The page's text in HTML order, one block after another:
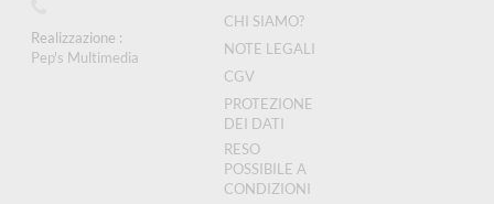
Realizzazione :
Pep's Multimedia
CHI SIAMO?
NOTE LEGALI
CGV
PROTEZIONE
DEI DATI
RESO
POSSIBILE A
CONDIZIONI